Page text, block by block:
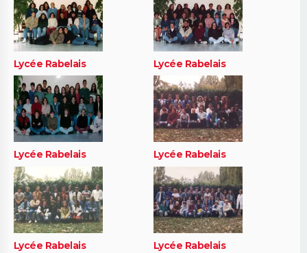
Lycée Rabelais Lycée Rabelais
Lycée Rabelais Lycée Rabelais
Lycée Rabelais Lycée Rabelais